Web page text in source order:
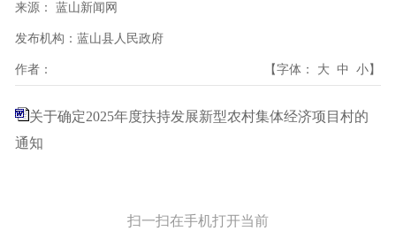
来源： 蓝山新闻网
发布机构： 蓝山县人民政府
作者： 【字体： 大 中 小】
关于确定2025年度扶持发展新型农村集体经济项目村的
通知
扫一扫在手机打开当前